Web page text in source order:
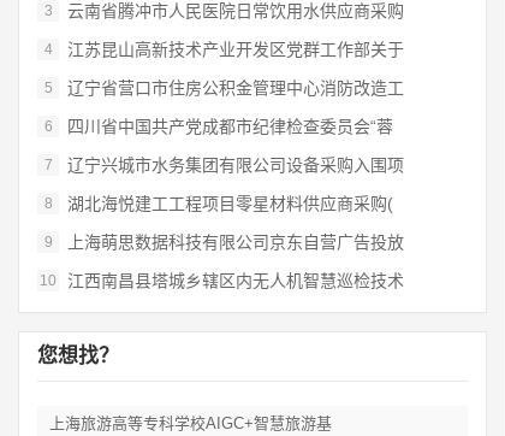
3 云南省腾冲市人民医院日常饮用水供应商采购
4 江苏昆山高新技术产业开发区党群工作部关于
5 辽宁省营口市住房公积金管理中心消防改造工
6 四川省中国共产党成都市纪律检查委员会“蓉
7 辽宁兴城市水务集团有限公司设备采购入围项
8 湖北海悦建工工程项目零星材料供应商采购(
9 上海萌思数据科技有限公司京东自营广告投放
10 江西南昌县塔城乡辖区内无人机智慧巡检技术
您想找？
上海旅游高等专科学校AIGC+智慧旅游基